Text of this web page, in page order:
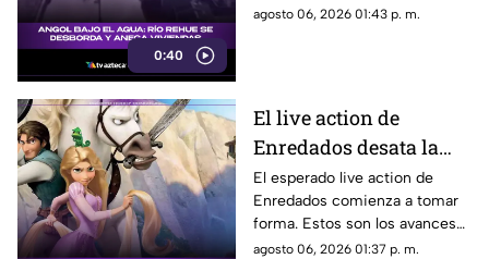
0:40
distintos sectores de Angol en
agosto 06, 2026 01:43 p. m.
El live action de
Enredados desata la
emoción entre los
seguidores: los
primeros avances son
El esperado live action de
Enredados comienza a tomar
forma. Estos son los avances
que ya generan conversación.
agosto 06, 2026 01:37 p. m.